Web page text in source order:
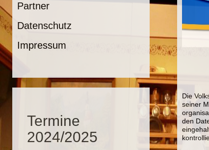
Partner
Datenschutz
Impressum
Termine
2024/2025
Die
seiner
den